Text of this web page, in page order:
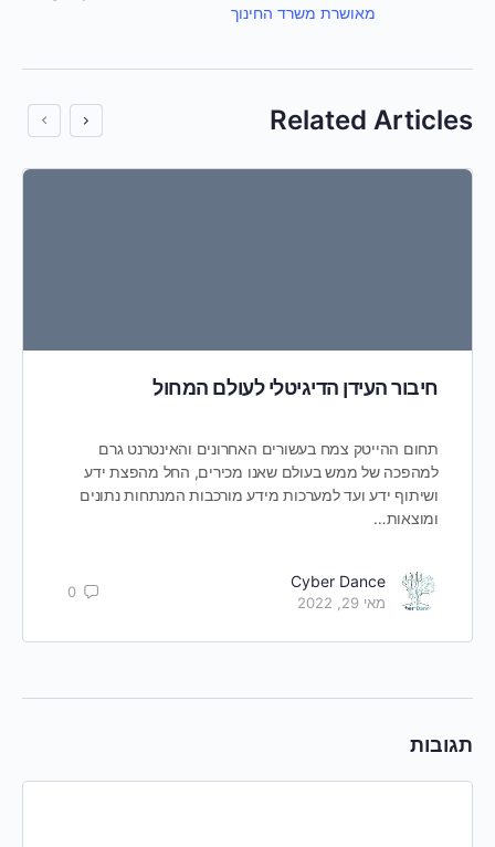
מאושרת משרד החינוך
Related
חיבור העידן הדיגיטלי לעולם המחול
תחום ההייטק צמח בעשורים האחרונים והאינטרנט גרם
למהפכה של ממש בעולם שאנו מכירים, החל מהפצת ידע
ושיתוף ידע ועד למערכות מידע מורכבות המנתחות נתונים
ומוצאות…
Cyber Dance
מאי 29, 2022